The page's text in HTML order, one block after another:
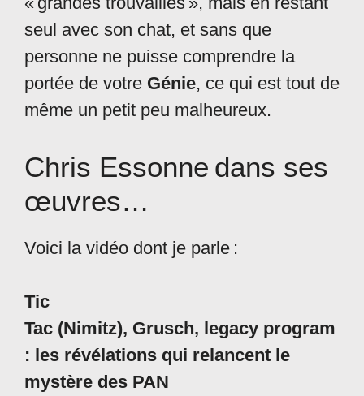
seul avec son chat, et sans que
personne ne puisse comprendre la
portée de votre Génie, ce qui est tout de
même un petit peu malheureux.
Chris Essonne dans ses
œuvres…
Voici la vidéo dont je parle :
Tic
Tac (Nimitz), Grusch, legacy program
: les révélations qui relancent le
mystère des PAN